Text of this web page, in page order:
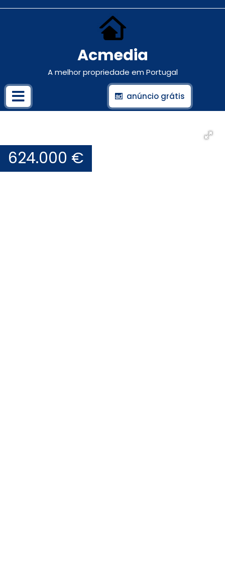
Acmedia
A melhor propriedade em Portugal
anúncio grátis
624.000 €